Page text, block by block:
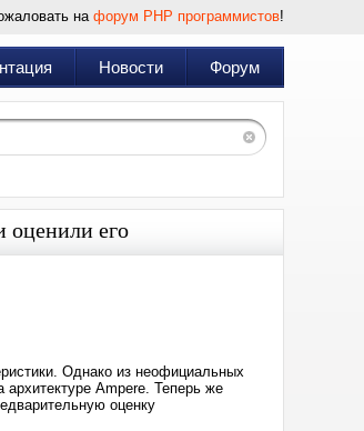
на форум PHP программистов!
Новости Форум
оценили его
Однако из неофициальных
архитектуре Ampere. Теперь же
оценку